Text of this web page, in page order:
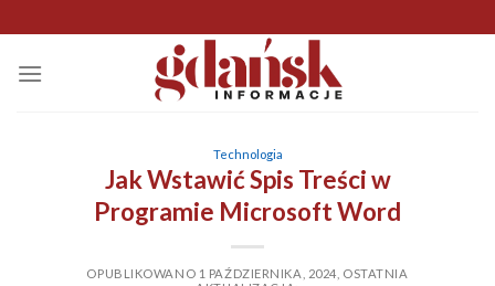
to
content
Technologia
Jak Wstawić Spis Treści w
Programie Microsoft Word
OPUBLIKOWANO 1 PAŹDZIERNIKA, 2024 OSTATNIA